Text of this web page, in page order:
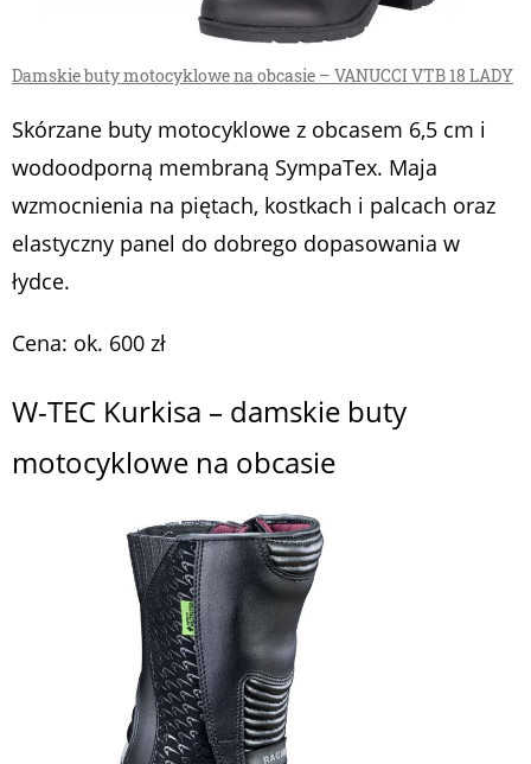
Damskie buty motocyklowe na obcasie – VANUCCI VTB 18 LADY
Skórzane buty motocyklowe z obcasem 6,5 cm i
wodoodporną membraną SympaTex. Maja
wzmocnienia na piętach, kostkach i palcach oraz
elastyczny panel do dobrego dopasowania w
łydce.
Cena: ok. 600 zł
W-TEC Kurkisa – damskie buty
motocyklowe na obcasie